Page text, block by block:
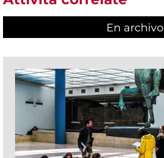
En archivo